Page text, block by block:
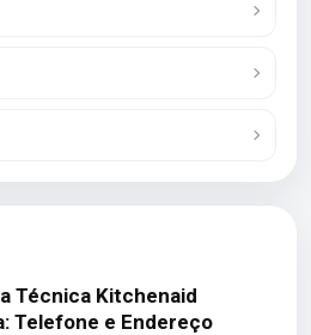
Técnica Kitchenaid
Telefone e Endereço